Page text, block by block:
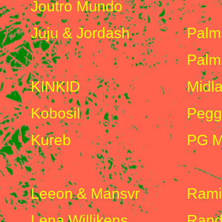
Joutro Mundo
Juju & Jordash
K
KINKID
Kobosil
Kureb
L
Leeon & Mansvr
P
PG
R